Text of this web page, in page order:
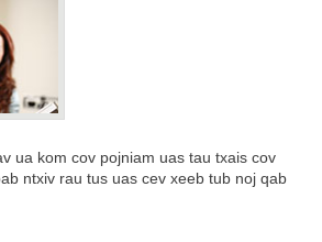
ua kom cov pojniam uas tau txais cov
ntxiv rau tus uas cev xeeb tub noj qab